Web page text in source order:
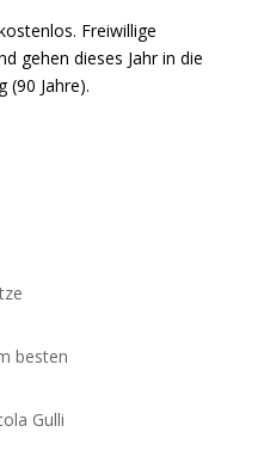
Freiwillige
gehen dieses Jahr in die
(90 Jahre).
besten
Gulli